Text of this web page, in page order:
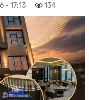
- 17:13 134